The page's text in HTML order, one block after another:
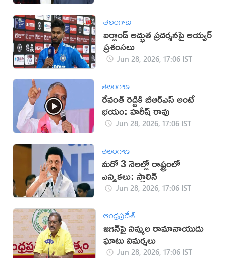
తెలంగాణ
ఐర్లాండ్ అద్భుత ప్రదర్శనపై అయ్యర్
ప్రశంసలు
Jun 28, 2026, 17:06 IST
తెలంగాణ
రేవంత్ రెడ్డికి బీఆర్ఎస్ అంటే
భయం: హరీష్ రావు
Jun 28, 2026, 17:06 IST
తెలంగాణ
మరో 3 నెలల్లో రాష్ట్రంలో
ఎన్నికలు: స్టాలిన్
Jun 28, 2026, 17:06 IST
ఆంధ్రప్రదేశ్
జగన్‍పై నిమ్మల రామానాయుడు
ఘాటు విమర్శలు
Jun 28, 2026, 17:06 IST